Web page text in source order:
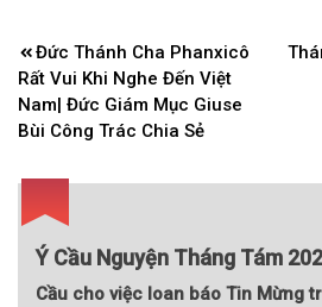
Điều
hướng
bài
viết
Đức Thánh Cha Phanxicô
Rất Vui Khi Nghe Đến Việt
Nam| Đức Giám Mục Giuse
Bùi Công Trác Chia Sẻ
Ý Cầu Nguyện Tháng Tám
Cầu cho việc loan báo Tin Mừng